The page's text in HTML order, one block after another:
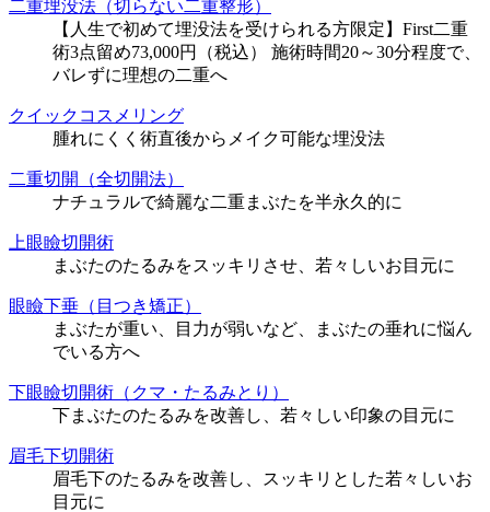
二重埋没法（切らない二重整形）
【人生で初めて埋没法を受けられる方限定】First二重
術3点留め73,000円（税込） 施術時間20～30分程度で、
バレずに理想の二重へ
クイックコスメリング
腫れにくく術直後からメイク可能な埋没法
二重切開（全切開法）
ナチュラルで綺麗な二重まぶたを半永久的に
上眼瞼切開術
まぶたのたるみをスッキリさせ、若々しいお目元に
眼瞼下垂（目つき矯正）
まぶたが重い、目力が弱いなど、まぶたの垂れに悩ん
でいる方へ
下眼瞼切開術（クマ・たるみとり）
下まぶたのたるみを改善し、若々しい印象の目元に
眉毛下切開術
眉毛下のたるみを改善し、スッキリとした若々しいお
目元に